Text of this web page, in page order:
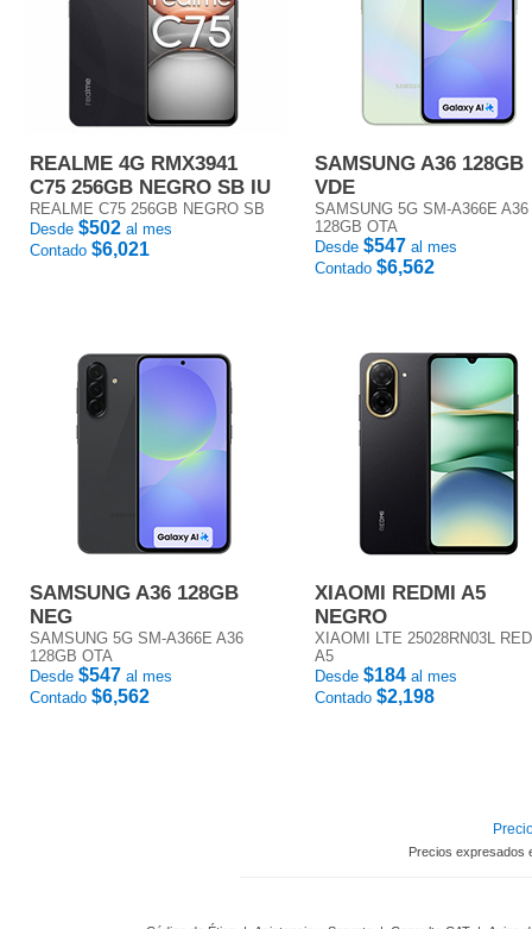
REALME 4G RMX3941
C75 256GB NEGRO SB IU
REALME C75 256GB NEGRO SB
Desde $502 al mes
Contado $6,021
SAMSUNG A36 128GB
VDE
SAMSUNG 5G SM-A366E A36
128GB OTA
Desde $547 al mes
Contado $6,562
SAMSUNG A36 128GB
NEG
SAMSUNG 5G SM-A366E A36
128GB OTA
Desde $547 al mes
Contado $6,562
XIAOMI REDMI A5
NEGRO
XIAOMI LTE 25028RN03L
A5
Desde $184 al mes
Contado $2,198
Precios expresados